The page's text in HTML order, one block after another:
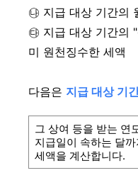
㉯ 지급 대상 기간의
㉰ 지급 대상 기간의
미 원천징수한 세액
다음은 지급 대상 기
그 상여 등을 받는 연
지급일이 속하는 달
세액을 계산합니다.